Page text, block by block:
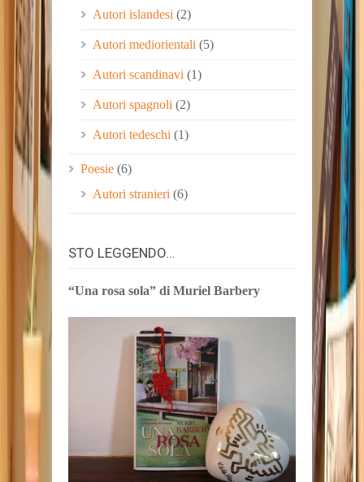
Autori islandesi (2)
Autori mediorientali (5)
Autori scandinavi (1)
Autori spagnoli (2)
Autori tedeschi (1)
Poesie (6)
Autori stranieri (6)
STO LEGGENDO…
“Una rosa sola” di Muriel Barbery